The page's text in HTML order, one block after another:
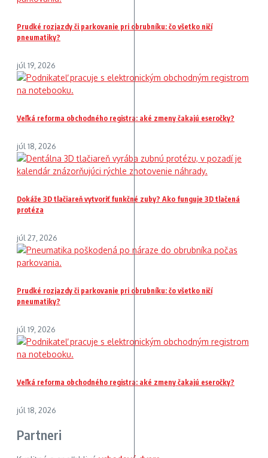
Prudké rozjazdy či parkovanie pri obrubníku: čo všetko ničí
pneumatiky?
júl 19, 2026
Veľká reforma obchodného registra: aké zmeny čakajú eseročky?
júl 18, 2026
Dokáže 3D tlačiareň vytvoriť funkčné zuby? Ako funguje 3D tlačená
protéza
júl 27, 2026
Prudké rozjazdy či parkovanie pri obrubníku: čo všetko ničí
pneumatiky?
júl 19, 2026
Veľká reforma obchodného registra: aké zmeny čakajú eseročky?
júl 18, 2026
Partneri